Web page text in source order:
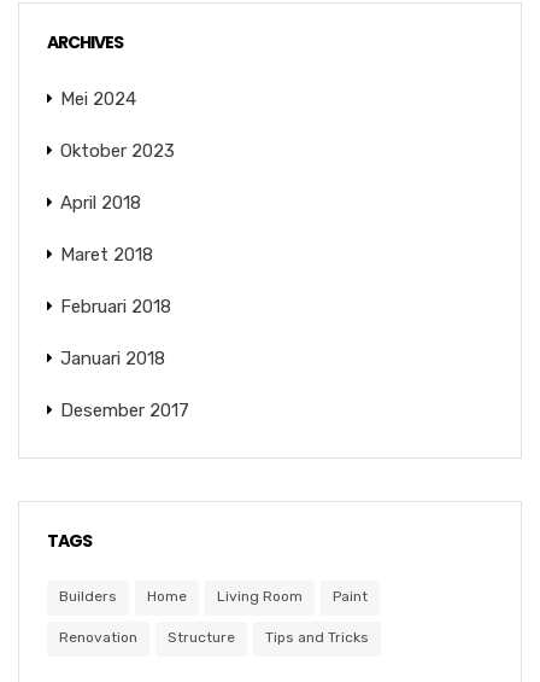
ARCHIVES
Mei 2024
Oktober 2023
April 2018
Maret 2018
Februari 2018
Januari 2018
Desember 2017
TAGS
Builders Home Living Room Paint
Renovation Structure Tips and Tricks